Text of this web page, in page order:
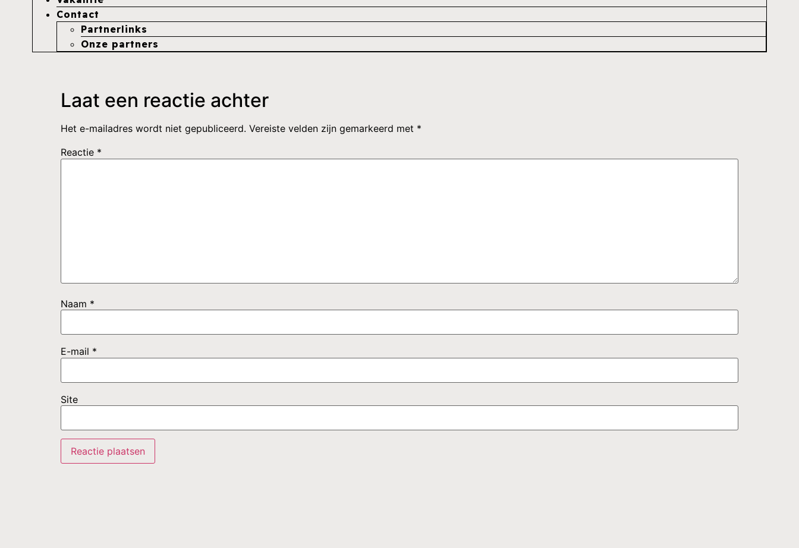
Contact
Partnerlinks
Onze partners
Laat een reactie achter
Het e-mailadres wordt niet gepubliceerd. Vereiste velden zijn gemarkeerd met *
Reactie *
Naam *
E-mail *
Site